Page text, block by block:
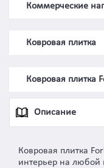
Коммерческие
Ковровая плитка
Ковровая плитка
Описание
Ковровая плитка
интерьер на любой